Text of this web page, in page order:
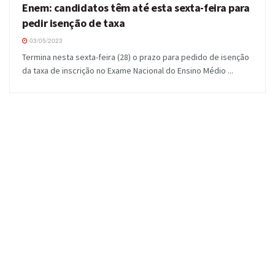
GERAL
Enem: candidatos têm até esta sexta-feira para
pedir isenção de taxa
03/05/2023
Termina nesta sexta-feira (28) o prazo para pedido de isenção
da taxa de inscrição no Exame Nacional do Ensino Médio ...